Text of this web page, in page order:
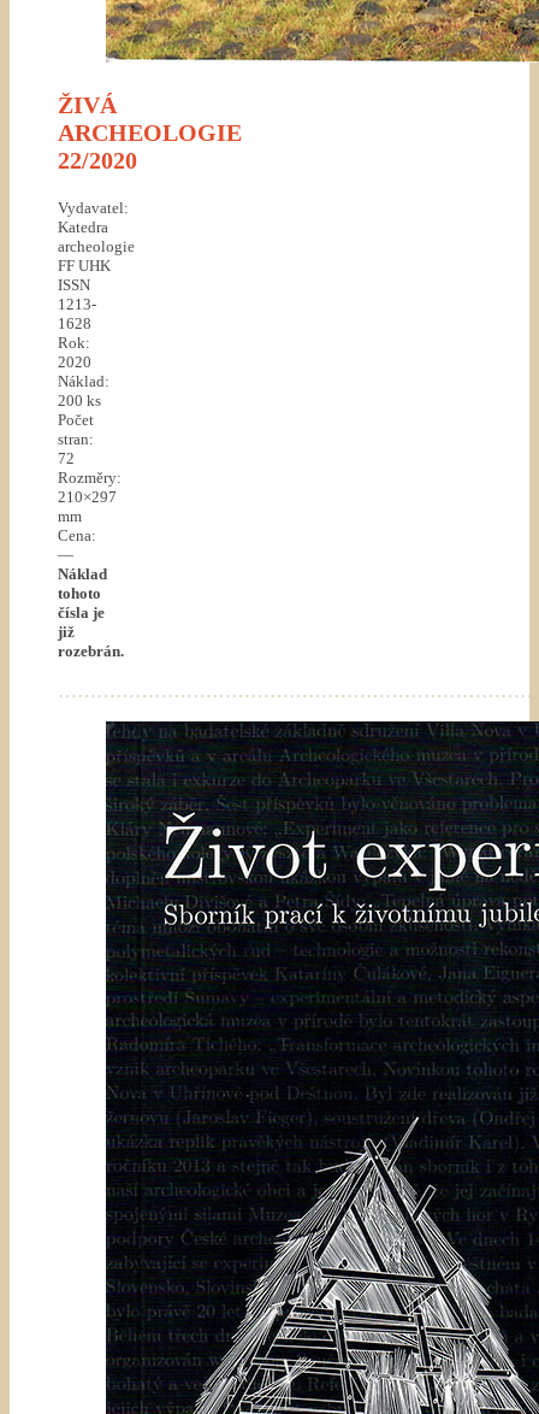
ŽIVÁ
ARCHEOLOGIE
22/2020
Vydavatel:
Katedra
archeologie
FF UHK
ISSN
1213-
1628
Rok:
2020
Náklad:
200 ks
Počet
stran:
72
Rozměry:
210×297
mm
Cena:
—
Náklad
tohoto
čísla je
již
rozebrán.